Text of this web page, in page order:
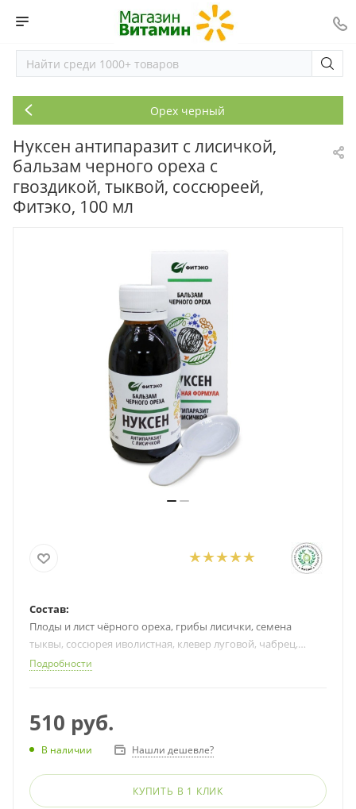
Орех черный
Нуксен антипаразит с лисичкой,
бальзам черного ореха с
гвоздикой, тыквой, соссюреей,
Фитэко, 100 мл
Состав:
Плоды и лист чёрного ореха, грибы лисички, семена
тыквы, соссюрея иволистная, клевер луговой, чабрец,
корень девясила, золототысячник, гвоздика, фенхель,
Применение:
Оздоравливающее и очищающее действие на весь
организм, обладают широким спектром
уничтожение большого спектра паразитов в различных
стадиях их развития.
Подробности
510 руб.
В наличии Нашли дешевле?
КУПИТЬ В 1 КЛИК